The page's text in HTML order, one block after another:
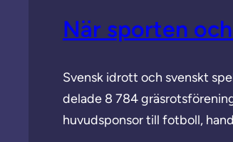
När sporten
Svensk idrott och svenskt
delade 8 784
huvudsponsor till fotboll,